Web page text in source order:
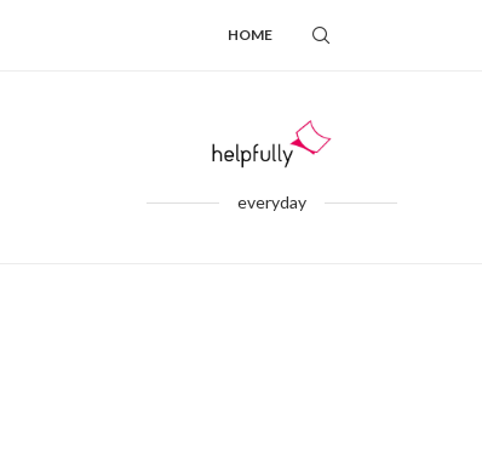
HOME
everyday